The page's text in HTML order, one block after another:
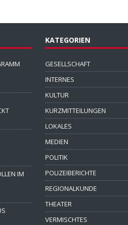
IM
KATEGORIEN
GESELLSCHAFT
INTERNES
KULTUR
KURZMITTEILUNGEN
LOKALES
MEDIEN
POLITIK
POLIZEIBERICHTE
REGIONALKUNDE
THEATER
VERMISCHTES